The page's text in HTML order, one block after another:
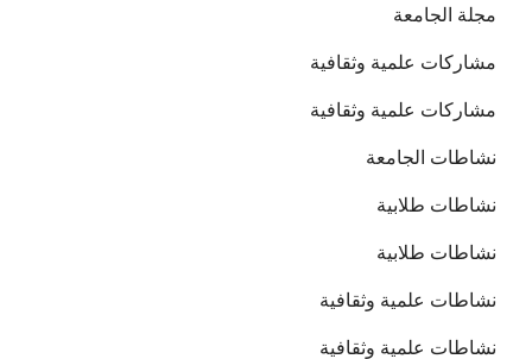
مجلة الجامعة
مشاركات علمية وثقافية
مشاركات علمية وثقافية
نشاطات الجامعة
نشاطات طلابية
نشاطات طلابية
نشاطات علمية وثقافية
نشاطات علمية وثقافية